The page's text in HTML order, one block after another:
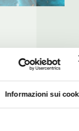
Informazioni sui
getragen
Licht